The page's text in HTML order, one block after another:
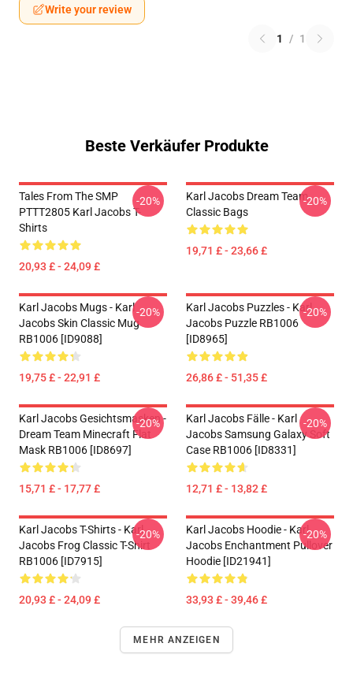
Write your review
1 / 1
Beste Verkäufer Produkte
Tales From The SMP
PTTT2805 Karl Jacobs T-
Shirts
20,93 £ - 24,09 £
-20%
Karl Jacobs Dream Team
Classic Bags
19,71 £ - 23,66 £
-20%
Karl Jacobs Mugs - Karl
Jacobs Skin Classic Mug
RB1006 [ID9088]
19,75 £ - 22,91 £
-20%
Karl Jacobs Puzzles - Karl
Jacobs Puzzle RB1006
[ID8965]
26,86 £ - 51,35 £
-20%
Karl Jacobs Gesichtsmasken -
Dream Team Minecraft Flat
Mask RB1006 [ID8697]
15,71 £ - 17,77 £
-20%
Karl Jacobs Fälle - Karl
Jacobs Samsung Galaxy Soft
Case RB1006 [ID8331]
12,71 £ - 13,82 £
-20%
Karl Jacobs T-Shirts - Karl
Jacobs Frog Classic T-Shirt
RB1006 [ID7915]
20,93 £ - 24,09 £
-20%
Karl Jacobs Hoodie - Karl
Jacobs Enchantment Pullover
Hoodie [ID21941]
33,93 £ - 39,46 £
-20%
MEHR ANZEIGEN